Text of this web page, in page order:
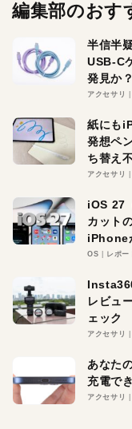
編集部のおす
半信半
USB-C
発見か？
アクセサリ
紙にも
発想ペ
ち替え
アクセサリ
iOS 27
カット
iPhone
OS レポー
レビュ
ェック
アクセサリ
あなた
充電で
アクセサリ